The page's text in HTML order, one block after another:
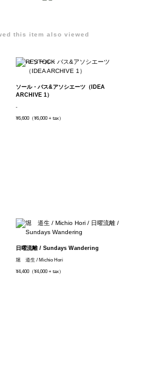
this item also viewed
ソール・バス&アソシエーツ（IDEA
ARCHIVE 1）
-
¥6,600（¥6,000 + tax）
日曜流離 / Sundays Wandering
堀 道生 / Michio Hori
¥4,400（¥4,000 + tax）